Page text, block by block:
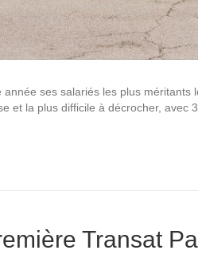
ses salariés les plus
et la plus difficile à décrocher,
Transat